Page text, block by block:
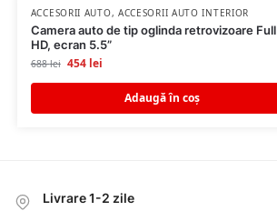
ACCESORII AUTO, ACCESORII AUTO INTERIOR
Camera auto de tip oglinda retrovizoare Full
HD, ecran 5.5”
688lei 454 lei
Adaugă în coș
Livrare 1-2 zile